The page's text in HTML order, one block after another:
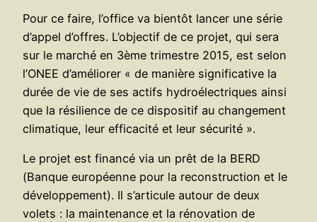
Pour ce faire, l’office va bientôt lancer une série
d’appel d’offres. L’objectif de ce projet, qui sera
sur le marché en 3ème trimestre 2015, est selon
l’ONEE d’améliorer « de manière significative la
durée de vie de ses actifs hydroélectriques ainsi
que la résilience de ce dispositif au changement
climatique, leur efficacité et leur sécurité ».
Le projet est financé via un prêt de la BERD
(Banque européenne pour la reconstruction et le
développement). Il s’articule autour de deux
volets : la maintenance et la rénovation de